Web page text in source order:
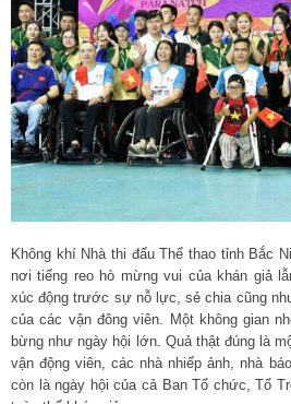
Không khí Nhà thi đấu Thể thao tỉnh Bắc
nơi tiếng reo hò mừng vui của khán giả
xúc động trước sự nỗ lực, sẻ chia cũng
của các vận đông viên. Một không gian
bừng như ngày hội lớn. Quả thật đúng là
vận động viên, các nhà nhiếp ảnh, nhà
còn là ngày hội của cả Ban Tổ chức, Tổ